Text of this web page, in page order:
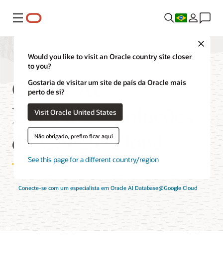
Menu
Would you like to visit an Oracle country site closer
to you?
Gostaria de visitar um site de país da Oracle mais
perto de si?
Visit Oracle United States
Não obrigado, prefiro ficar aqui
See this page for a different country/region
Oracle AI
Database@Soluções
do Google Cloud
Conecte-se com um especialista em Oracle AI Database@Google Cloud